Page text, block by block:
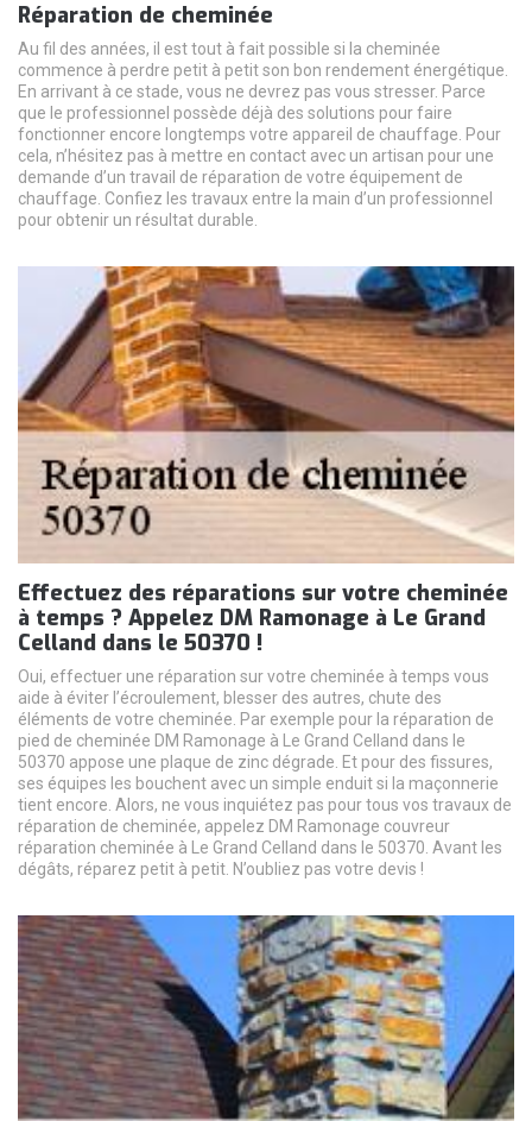
Réparation de cheminée
Au fil des années, il est tout à fait possible si la cheminée
commence à perdre petit à petit son bon rendement énergétique.
En arrivant à ce stade, vous ne devrez pas vous stresser. Parce
que le professionnel possède déjà des solutions pour faire
fonctionner encore longtemps votre appareil de chauffage. Pour
cela, n’hésitez pas à mettre en contact avec un artisan pour une
demande d’un travail de réparation de votre équipement de
chauffage. Confiez les travaux entre la main d’un professionnel
pour obtenir un résultat durable.
Effectuez des réparations sur votre cheminée
à temps ? Appelez DM Ramonage à Le Grand
Celland dans le 50370 !
Oui, effectuer une réparation sur votre cheminée à temps vous
aide à éviter l’écroulement, blesser des autres, chute des
éléments de votre cheminée. Par exemple pour la réparation de
pied de cheminée DM Ramonage à Le Grand Celland dans le
50370 appose une plaque de zinc dégrade. Et pour des fissures,
ses équipes les bouchent avec un simple enduit si la maçonnerie
tient encore. Alors, ne vous inquiétez pas pour tous vos travaux de
réparation de cheminée, appelez DM Ramonage couvreur
réparation cheminée à Le Grand Celland dans le 50370. Avant les
dégâts, réparez petit à petit. N’oubliez pas votre devis !